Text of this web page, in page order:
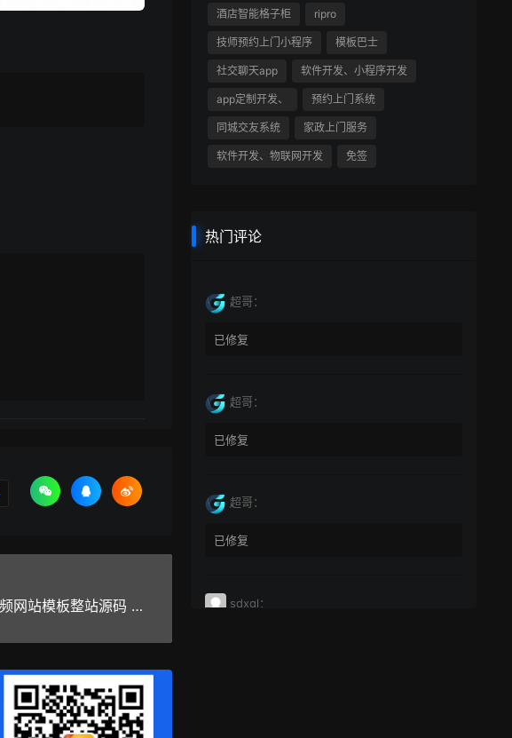
帝国CMS《教视网》在线教学视频网站模板整站源码 带手机版+火车头采集
酒店智能格子柜 ripro
技师预约上门小程序 模板巴士
社交聊天app 软件开发、小程序开发
app定制开发、 预约上门系统
同城交友系统 家政上门服务
软件开发、物联网开发 免签
热门评论
超哥：
已修复
超哥：
已修复
超哥：
已修复
sdxql：